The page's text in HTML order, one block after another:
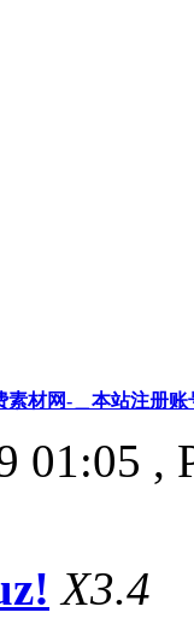
素材网-＿本站注册账
01:05 ,
X3.4